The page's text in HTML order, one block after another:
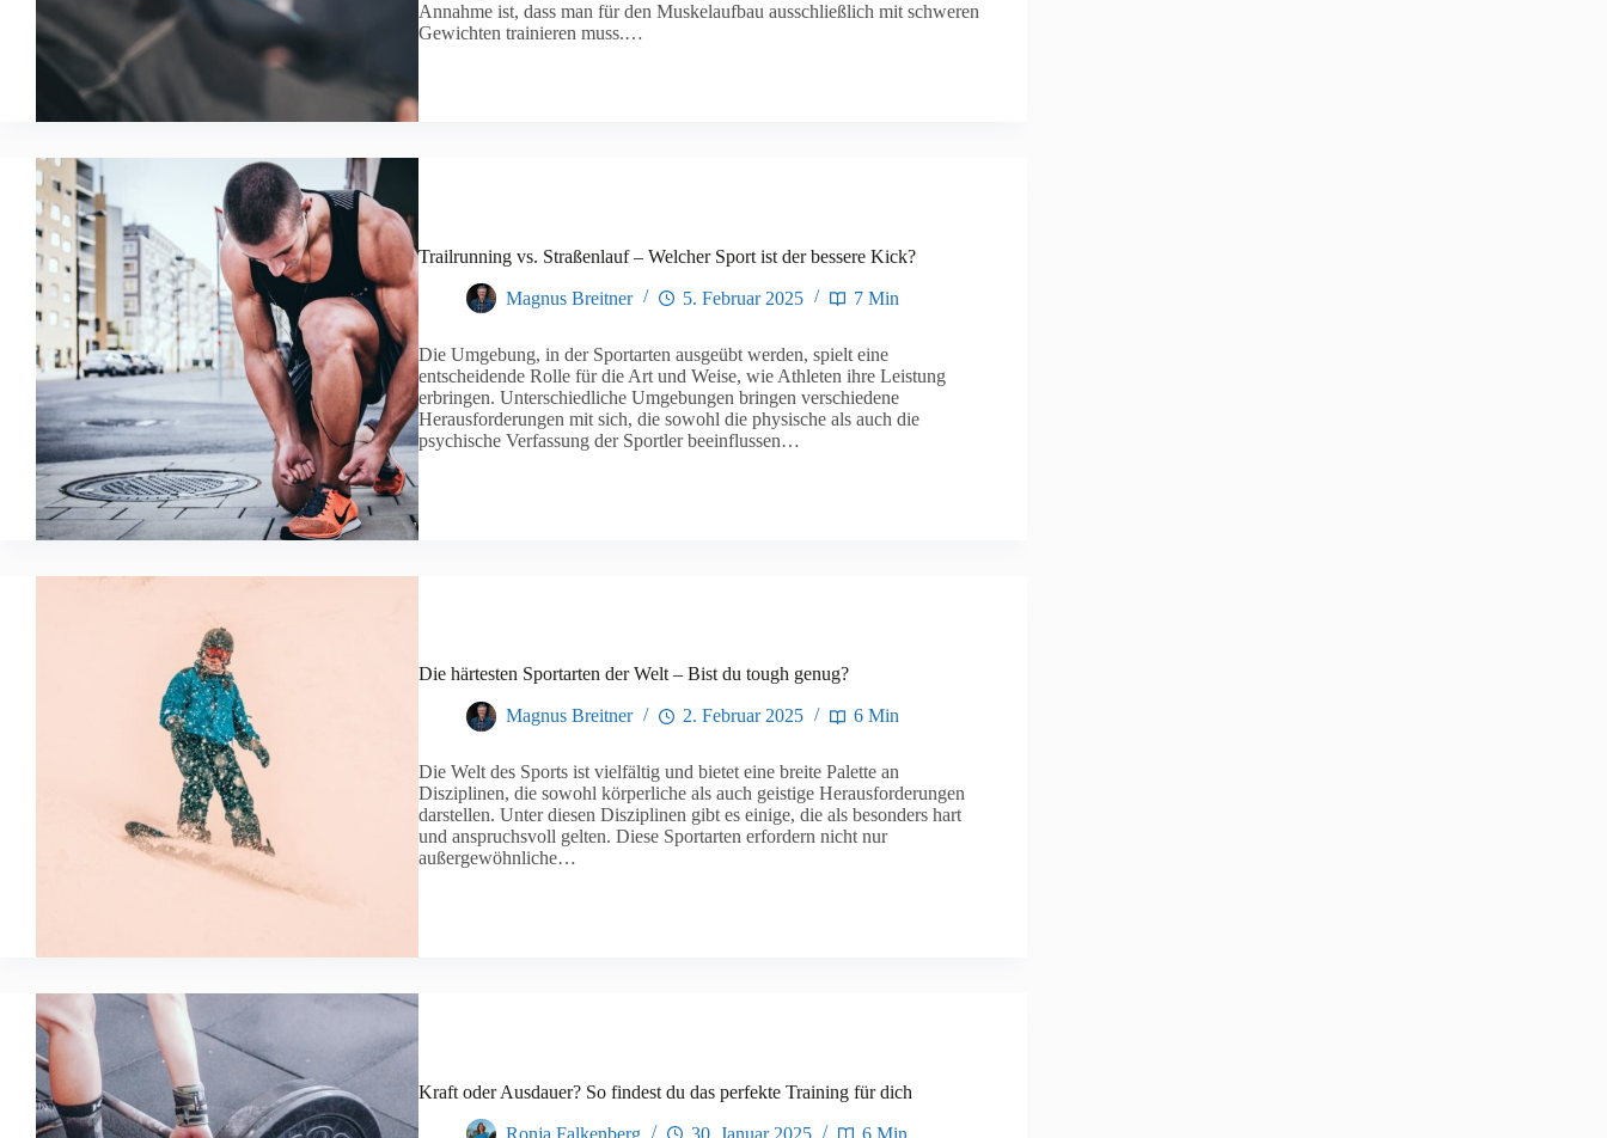
Annahme ist, dass man für den Muskelaufbau ausschließlich mit schweren
Gewichten trainieren muss.…
Trailrunning vs. Straßenlauf – Welcher Sport ist der bessere Kick?
Magnus Breitner 5. Februar 2025 7 Min
Die Umgebung, in der Sportarten ausgeübt werden, spielt eine
entscheidende Rolle für die Art und Weise, wie Athleten ihre Leistung
erbringen. Unterschiedliche Umgebungen bringen verschiedene
Herausforderungen mit sich, die sowohl die physische als auch die
psychische Verfassung der Sportler beeinflussen…
Die härtesten Sportarten der Welt – Bist du tough genug?
Magnus Breitner 2. Februar 2025 6 Min
Die Welt des Sports ist vielfältig und bietet eine breite Palette an
Disziplinen, die sowohl körperliche als auch geistige Herausforderungen
darstellen. Unter diesen Disziplinen gibt es einige, die als besonders hart
und anspruchsvoll gelten. Diese Sportarten erfordern nicht nur
außergewöhnliche…
Kraft oder Ausdauer? So findest du das perfekte Training für dich
Ronja Falkenberg 30. Januar 2025 6 Min